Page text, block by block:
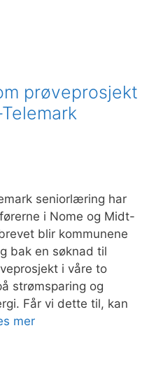
prøveprosjekt
seniorlæring har
i Nome og Midt-
blir kommunene
bak en søknad til
i våre to
strømsparing og
Får vi dette til, kan
mer